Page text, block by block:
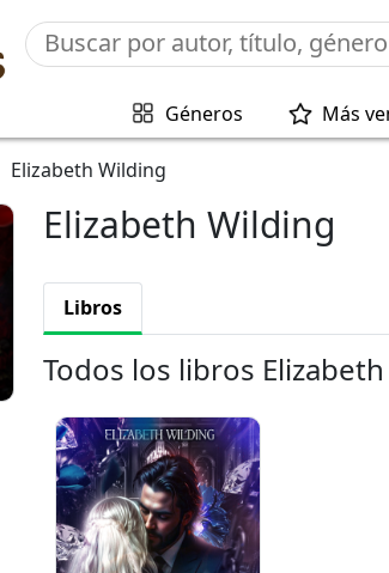
Géneros Más
Elizabeth Wilding
Elizabeth Wilding
Libros
Todos los libros